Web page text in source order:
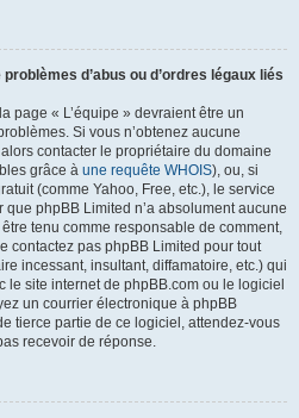
d’abus ou d’ordres légaux liés
page « L’équipe » devraient être un
Si vous n’obtenez aucune
contacter le propriétaire du domaine
grâce à une requête WHOIS), ou, si
(comme Yahoo, Free, etc.), le service
phpBB Limited n’a absolument aucune
tenu comme responsable de comment,
contactez pas phpBB Limited pour tout
incessant, insultant, diffamatoire, etc.) qui
le site internet de phpBB.com ou le logiciel
un courrier électronique à phpBB
tierce partie de ce logiciel, attendez-vous
recevoir de réponse.